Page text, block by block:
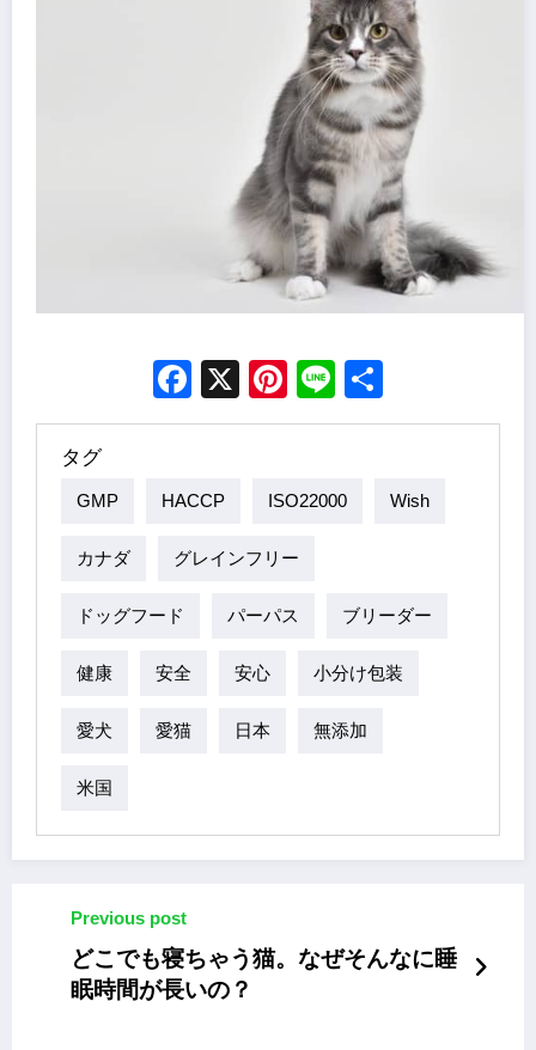
Facebook
X Pinterest
Line
タグ
GMP HACCP ISO22000 Wish
カナダ グレインフリー
ドッグフード パーパス ブリーダー
健康 安全 安心 小分け包装
愛犬 愛猫 日本 無添加
米国
Previous post
どこでも寝ちゃう猫。なぜそんなに睡
眠時間が長いの？